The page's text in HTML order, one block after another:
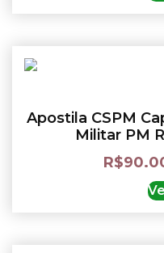
Apostila CSPM
Militar PM
R$